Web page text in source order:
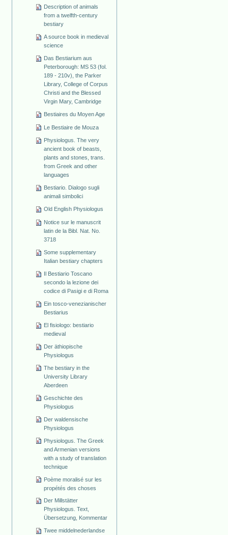
Description of animals
from a twelfth-century
bestiary
A source book in medieval
science
Das Bestiarium aus
Peterborough: MS 53 (fol.
189 - 210v), the Parker
Library, College of Corpus
Christi and the Blessed
Virgin Mary, Cambridge
Bestiaires du Moyen Age
Le Bestiaire de Mouza
Physiologus. The very
ancient book of beasts,
plants and stones, trans.
from Greek and other
languages
Bestiario. Dialogo sugli
animali simbolici
Old English Physiologus
Notice sur le manuscrit
latin de la Bibl. Nat. No.
3718
Some supplementary
Italian bestiary chapters
Il Bestiario Toscano
secondo la lezione dei
codice di Pasigi e di Roma
Ein tosco-venezianischer
Bestiarius
El fisiologo: bestiario
medieval
Der äthiopische
Physiologus
The bestiary in the
University Library
Aberdeen
Geschichte des
Physiologus
Der waldensische
Physiologus
Physiologus. The Greek
and Armenian versions
with a study of translation
technique
Poème moralisé sur les
propétés des choses
Der Millstätter
Physiologus. Text,
Übersetzung, Kommentar
Twee middelnederlandse